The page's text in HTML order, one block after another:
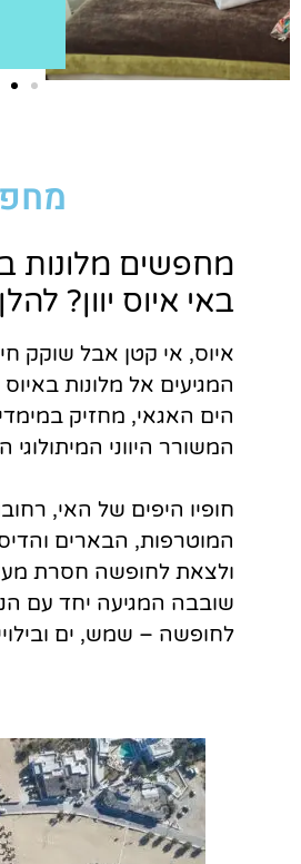
לחצו
פה!
מחפשים מלונות
באי איוס יוון?
איוס, אי קטן אבל שוקק
המגיעים אל מלונות
המשורר היווני המיתולוגי
חופיו היפים של האי,
המוטרפות, הבארים
ולצאת לחופשה חסרת
שובבה המגיעה יחד עם
לחופשה – שמש, ים